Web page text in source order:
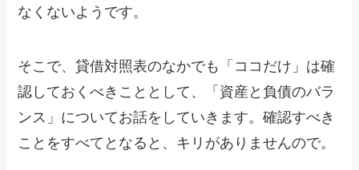
なくないようです。
そこで、貸借対照表のなかでも「ココだけ」は確
認しておくべきこととして、「資産と負債のバラ
ンス」についてお話をしていきます。確認すべき
ことをすべてとなると、キリがありませんので。